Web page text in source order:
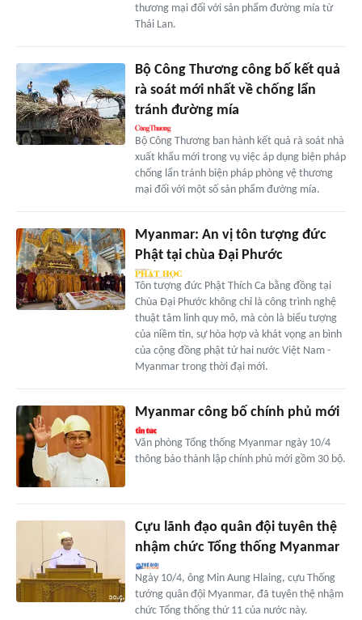
thương mại đối với sản phẩm đường mía từ
Thái Lan.
Bộ Công Thương công bố kết quả
rà soát mới nhất về chống lẩn
tránh đường mía
Bộ Công Thương ban hành kết quả rà soát nhà
xuất khẩu mới trong vụ việc áp dụng biện pháp
chống lẩn tránh biện pháp phòng vệ thương
mại đối với một số sản phẩm đường mía.
Myanmar: An vị tôn tượng đức
Phật tại chùa Đại Phước
Tôn tượng đức Phật Thích Ca bằng đồng tại
Chùa Đại Phước không chỉ là công trình nghệ
thuật tâm linh quy mô, mà còn là biểu tượng
của niềm tin, sự hòa hợp và khát vọng an bình
của cộng đồng phật tử hai nước Việt Nam -
Myanmar trong thời đại mới.
Myanmar công bố chính phủ mới
Văn phòng Tổng thống Myanmar ngày 10/4
thông báo thành lập chính phủ mới gồm 30 bộ.
Cựu lãnh đạo quân đội tuyên thệ
nhậm chức Tổng thống Myanmar
Ngày 10/4, ông Min Aung Hlaing, cựu Thống
tướng quân đội Myanmar, đã tuyên thệ nhậm
chức Tổng thống thứ 11 của nước này.